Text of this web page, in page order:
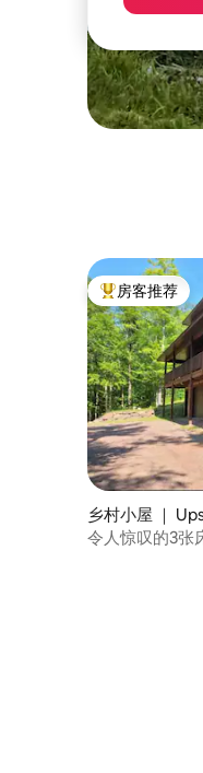
热门「房客推
房客推荐
乡村小屋 ｜
令人惊叹的3张